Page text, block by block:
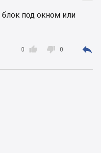
под окном или

0  0 